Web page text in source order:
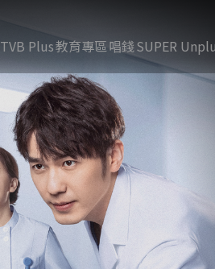
TVB Plus教育專區唱錢SUPER